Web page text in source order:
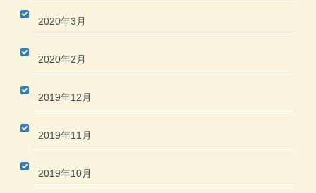
2020年3月
2020年2月
2019年12月
2019年11月
2019年10月